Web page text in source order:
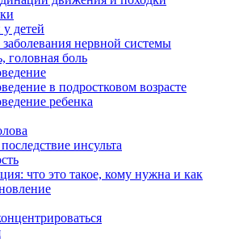
детей
нервной системы
головная боль
в подростковом возрасте
ребенка
инсульта
что это такое, кому нужна и как